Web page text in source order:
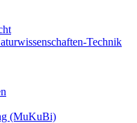
Technik
(MuKuBi)